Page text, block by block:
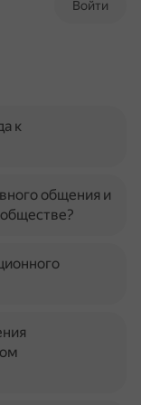
Войти
к
общения и